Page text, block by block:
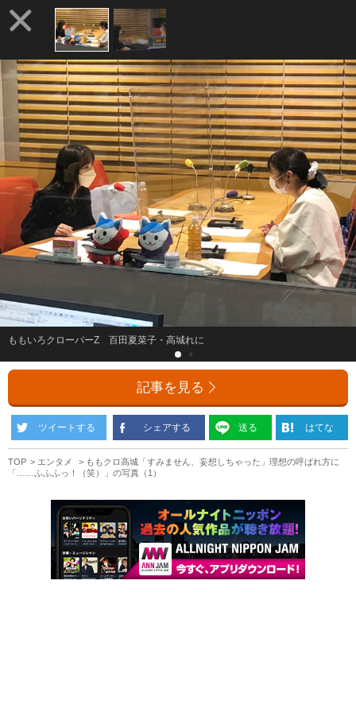
ももいろクローバーZ 百田夏菜子・高城れに
記事を見る
ツイートする シェアする 送る はてな
TOP エンタメ
ももクロ高城「すみません、妄想しちゃった」理想の呼ばれ方に
「……ふふふっ！（笑）」の写真（1）